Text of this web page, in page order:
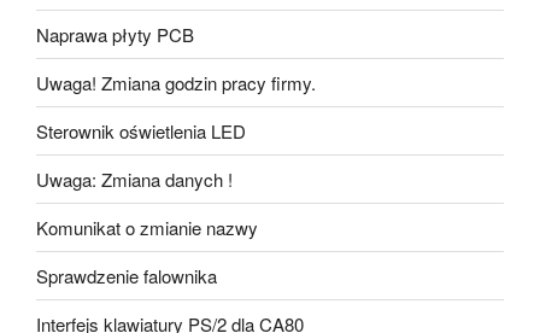
Naprawa płyty PCB
Uwaga! Zmiana godzin pracy firmy.
Sterownik oświetlenia LED
Uwaga: Zmiana danych !
Komunikat o zmianie nazwy
Sprawdzenie falownika
Interfejs klawiatury PS/2 dla CA80